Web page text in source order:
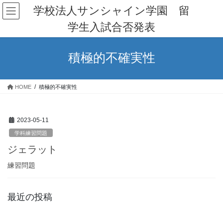
コ
ン
ン
ナ
ビ
ー
学校法人サンシャイン学園 留
学生入試合否発表
積極的不確実性
HOME 積極的不確実性
2023-05-11
学科練習問題
ジェラット
練習問題
最近の投稿